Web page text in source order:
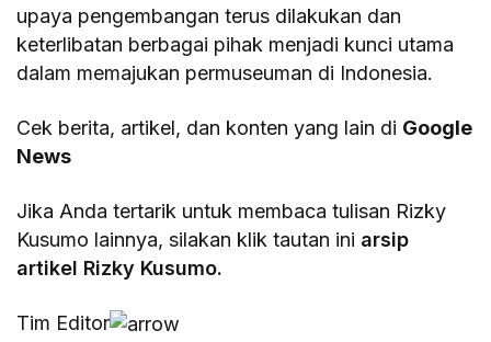
upaya pengembangan terus dilakukan dan
keterlibatan berbagai pihak menjadi kunci utama
dalam memajukan permuseuman di Indonesia.
Cek berita, artikel, dan konten yang lain di Google
News
Jika Anda tertarik untuk membaca tulisan Rizky
Kusumo lainnya, silakan klik tautan ini arsip
artikel Rizky Kusumo.
Tim Editor